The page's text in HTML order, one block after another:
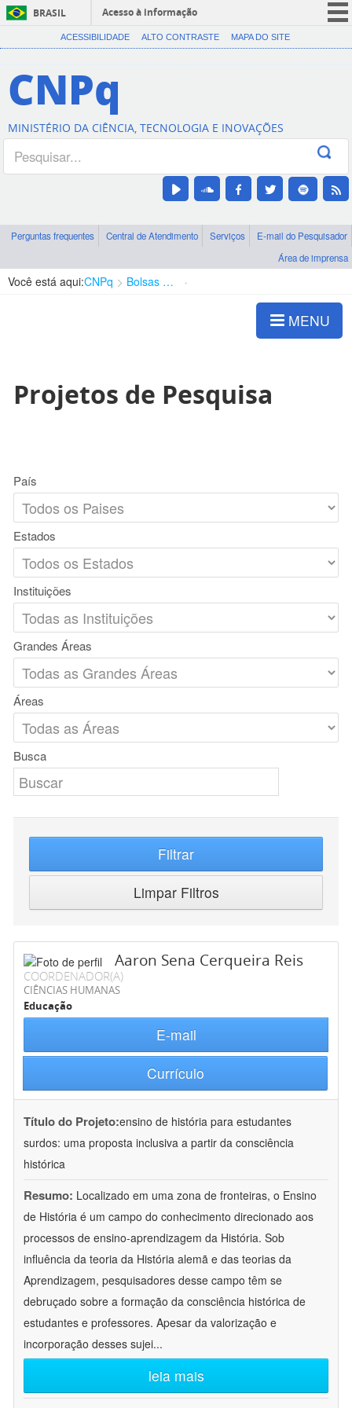
BRASIL
Acesso à informação
CORONAVÍRUS (COVID-19)
Canais
ACESSIBILIDADE ALTO CONTRASTE MAPA DO SITE
CNPq
MINISTÉRIO DA CIÊNCIA, TECNOLOGIA E INOVAÇÕES
Perguntas frequentes Central de Atendimento Serviços
E-mail do Pesquisador
Área de imprensa
Você está aqui:CNPq Bolsas e Auxílios Vigentes
MENU
Projetos de Pesquisa
País
Estados
Instituições
Grandes Áreas
Áreas
Busca
Filtrar
Limpar Filtros
Aaron Sena Cerqueira Reis
COORDENADOR(A)
CIÊNCIAS HUMANAS
Educação
E-mail
Currículo
Título do Projeto:ensino de história para estudantes
surdos: uma proposta inclusiva a partir da consciência
histórica
Resumo: Localizado em uma zona de fronteiras, o Ensino
de História é um campo do conhecimento direcionado aos
processos de ensino-aprendizagem da História. Sob
influência da teoria da História alemã e das teorias da
Aprendizagem, pesquisadores desse campo têm se
debruçado sobre a formação da consciência histórica de
estudantes e professores. Apesar da valorização e
incorporação desses sujei...
leia mais